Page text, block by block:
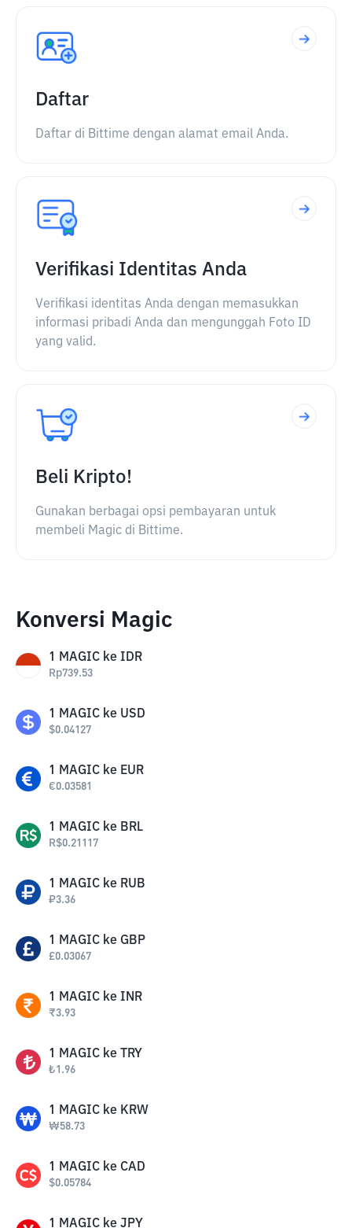
Daftar
Daftar di Bittime dengan alamat email Anda.
Verifikasi Identitas Anda
Verifikasi identitas Anda dengan memasukkan
informasi pribadi Anda dan mengunggah Foto ID
yang valid.
Beli Kripto!
Gunakan berbagai opsi pembayaran untuk
membeli Magic di Bittime.
Konversi Magic
1 MAGIC ke IDR
Rp739.53
1 MAGIC ke USD
$0.04127
1 MAGIC ke EUR
€0.03581
1 MAGIC ke BRL
R$0.21117
1 MAGIC ke RUB
₽3.36
1 MAGIC ke GBP
£0.03067
1 MAGIC ke INR
₹3.93
1 MAGIC ke TRY
₺1.96
1 MAGIC ke KRW
₩58.73
1 MAGIC ke CAD
$0.05784
1 MAGIC ke JPY